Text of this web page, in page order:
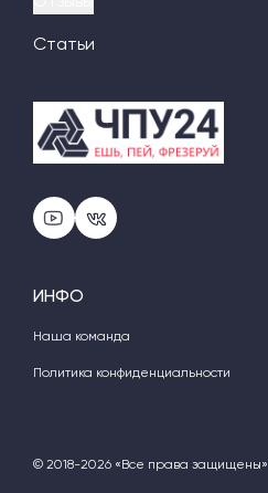
Статьи
ИНФО
Наша команда
Политика конфиденциальности
© 2018-2026 «Все права защищены»